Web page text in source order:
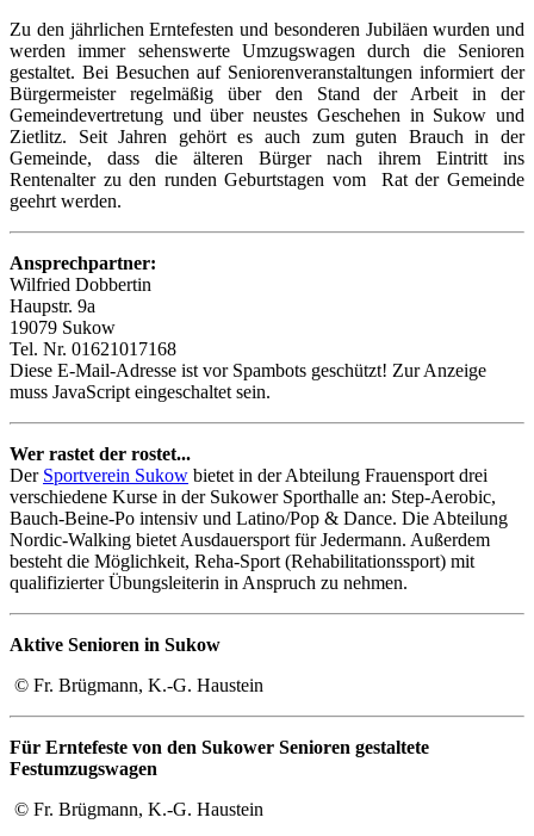
Zu den jährlichen Erntefesten und besonderen Jubiläen wurden und
werden immer sehenswerte Umzugswagen durch die Senioren
gestaltet. Bei Besuchen auf Seniorenveranstaltungen informiert der
Bürgermeister regelmäßig über den Stand der Arbeit in der
Gemeindevertretung und über neustes Geschehen in Sukow und
Zietlitz. Seit Jahren gehört es auch zum guten Brauch in der
Gemeinde, dass die älteren Bürger nach ihrem Eintritt ins
Rentenalter zu den runden Geburtstagen vom Rat der Gemeinde
geehrt werden.
Ansprechpartner:
Wilfried Dobbertin
Haupstr. 9a
19079 Sukow
Tel. Nr. 01621017168
Diese E-Mail-Adresse ist vor Spambots geschützt! Zur Anzeige
muss JavaScript eingeschaltet sein.
Wer rastet der rostet...
Der Sportverein Sukow bietet in der Abteilung Frauensport drei
verschiedene Kurse in der Sukower Sporthalle an: Step-Aerobic,
Bauch-Beine-Po intensiv und Latino/Pop & Dance. Die Abteilung
Nordic-Walking bietet Ausdauersport für Jedermann. Außerdem
besteht die Möglichkeit, Reha-Sport (Rehabilitationssport) mit
qualifizierter Übungsleiterin in Anspruch zu nehmen.
Aktive Senioren in Sukow
© Fr. Brügmann, K.-G. Haustein
Für Erntefeste von den Sukower Senioren gestaltete
Festumzugswagen
© Fr. Brügmann, K.-G. Haustein